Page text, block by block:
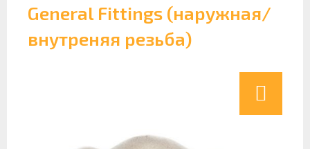
General Fittings (наружная/
внутреняя резьба)